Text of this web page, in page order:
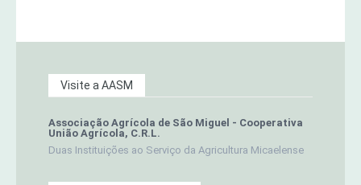
Visite a AASM
Associação Agrícola de São Miguel - Cooperativa
União Agrícola, C.R.L.
Duas Instituições ao Serviço da Agricultura Micaelense